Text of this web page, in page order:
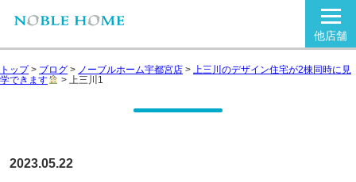
他店舗
トップ> ブログ > ノーブルホーム宇都宮店 > 上三川のデザイン住宅が2棟同時に見
学できます
> 上三川1
2023.05.22